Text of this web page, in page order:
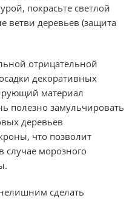
покрасьте светлой
ветви деревьев (защита
отрицательной
декоративных
материал
полезно замульчировать
деревьев
что позволит
случае морозного
сделать